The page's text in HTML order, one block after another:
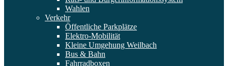
Wahlen
Verkehr
Öffentliche Parkplätze
Elektro-Mobilität
Kleine Umgehung Weilbach
Bus & Bahn
Fahrradboxen